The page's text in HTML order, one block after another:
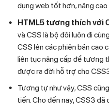
dụng web tốt hơn, nâng
HTML5 tương thích với
và CSS là bộ đôi luôn đi
CSS lên các phiên bản cao
liên tục nâng cấp để tương
được ra đời hỗ trợ cho
Tương tự như vậy, CSS
tiến. Cho đến nay, CSS3